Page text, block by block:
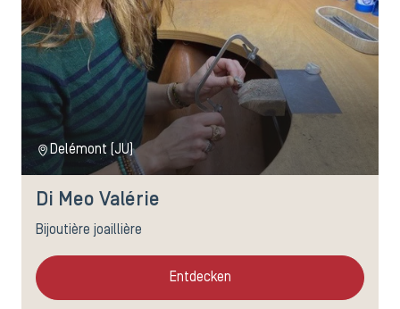
Delémont (JU)
Di Meo Valérie
Bijoutière joaillière
Entdecken